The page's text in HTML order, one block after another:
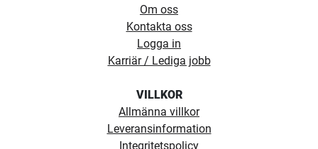
Om oss
Kontakta oss
Logga in
Karriär / Lediga jobb
VILLKOR
Allmänna villkor
Leveransinformation
Integritetspolicy